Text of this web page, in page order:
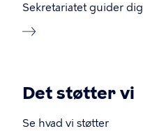
Sekretariatet guider dig
Det støtter vi
Se hvad vi støtter